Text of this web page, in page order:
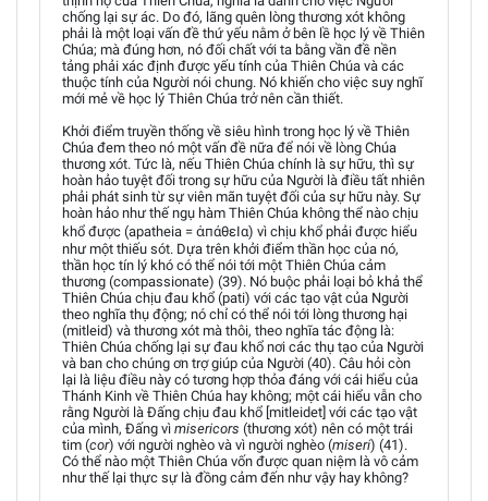
chống lại sự ác. Do đó, lãng quên lòng thương xót không
phải là một loại vấn đề thứ yếu nằm ở bên lề học lý về Thiên
Chúa; mà đúng hơn, nó đối chất với ta bằng vần đề nền
tảng phải xác định được yếu tính của Thiên Chúa và các
thuộc tính của Người nói chung. Nó khiến cho việc suy nghĩ
mới mẻ về học lý Thiên Chúa trở nên cần thiết.
Khởi điểm truyền thống về siêu hình trong học lý về Thiên
Chúa đem theo nó một vấn đề nữa để nói về lòng Chúa
thương xót. Tức là, nếu Thiên Chúa chính là sự hữu, thì sự
hoàn hảo tuyệt đối trong sự hữu của Người là điều tất nhiên
phải phát sinh từ sự viên mãn tuyệt đối của sự hữu này. Sự
hoàn hảo như thế ngụ hàm Thiên Chúa không thể nào chịu
khổ được (apatheia = ἀᴨάθεΙα) vì chịu khổ phải được hiểu
như một thiếu sót. Dựa trên khởi điểm thần học của nó,
thần học tín lý khó có thể nói tới một Thiên Chúa cảm
thương (compassionate) (39). Nó buộc phải loại bỏ khả thể
Thiên Chúa chịu đau khổ (pati) với các tạo vật của Người
theo nghĩa thụ động; nó chỉ có thể nói tới lòng thương hại
(mitleid) và thương xót mà thôi, theo nghĩa tác động là:
Thiên Chúa chống lại sự đau khổ nơi các thụ tạo của Người
và ban cho chúng ơn trợ giúp của Người (40). Câu hỏi còn
lại là liệu điều này có tương hợp thỏa đáng với cái hiểu của
Thánh Kinh về Thiên Chúa hay không; một cái hiểu vẫn cho
rằng Người là Đấng chịu đau khổ [mitleidet] với các tạo vật
của mình, Đấng vì misericors (thương xót) nên có một trái
tim (cor) với người nghèo và vì người nghèo (miseri) (41).
Có thể nào một Thiên Chúa vốn được quan niệm là vô cảm
như thế lại thực sự là đồng cảm đến như vậy hay không?